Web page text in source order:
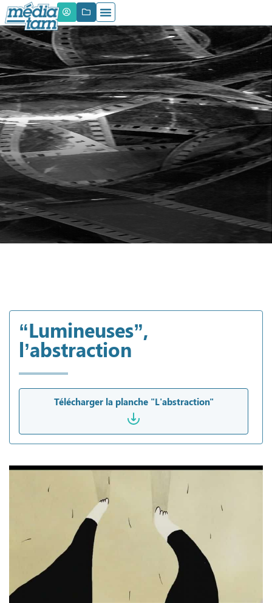
“Lumineuses”,
l’abstraction
Télécharger la planche "L'abstraction"